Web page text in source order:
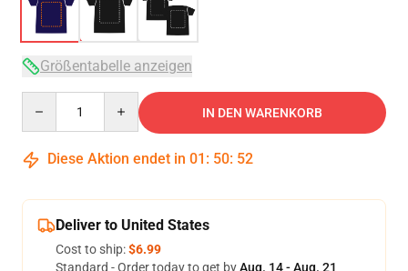
Größentabelle anzeigen
IN DEN WARENKORB
Diese Aktion endet in 01 : 50: 51
Deliver to United States
Cost to ship:$6.99
Standard - Order today to get byAug. 14 - Aug. 21